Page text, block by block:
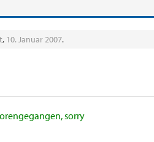
, 10. Januar 2007.
sorry